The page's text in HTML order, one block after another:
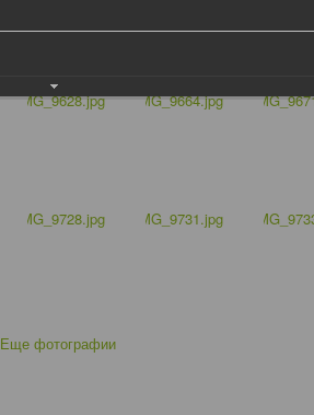
Еще фотографии